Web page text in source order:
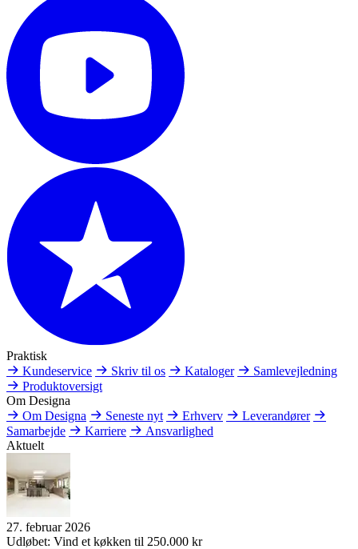
Praktisk
Kundeservice
Skriv til os Kataloger
Samlevejledning
Produktoversigt
Om Designa
Om Designa
Seneste nyt Erhverv
Leverandører
Samarbejde
Karriere
Ansvarlighed
Aktuelt
27. februar 2026
Udløbet: Vind et køkken til 250.000 kr